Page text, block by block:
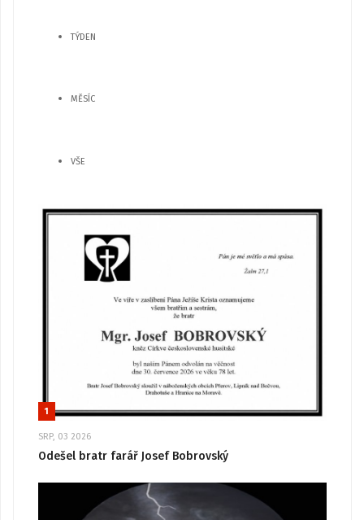
TÝDEN
MĚSÍC
VŠE
1
SRP, 03 2026
Odešel bratr farář Josef Bobrovský